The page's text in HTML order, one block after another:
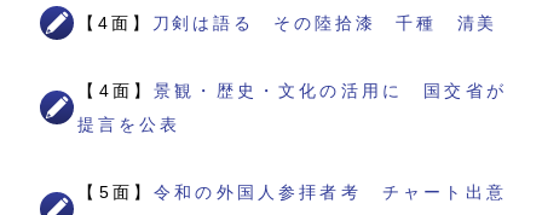
【4面】 刀剣は語る その陸拾漆 千種 清美
【4面】景観・歴史・文化の活用に 国交省が
提言を公表
【5面】令和の外国人参拝者考 チャート出意